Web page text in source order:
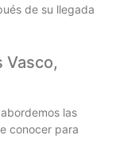
de su llegada
Vasco,
las
conocer para